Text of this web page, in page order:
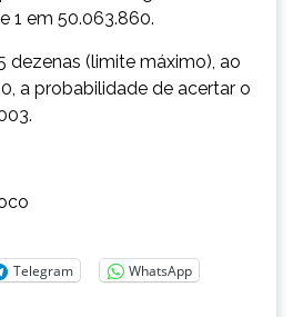
1 em 50.063.860.
dezenas (limite máximo), ao
a probabilidade de acertar o
Telegram
WhatsApp